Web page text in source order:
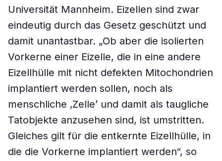
Universität Mannheim. Eizellen sind zwar
eindeutig durch das Gesetz geschützt und
damit unantastbar. „Ob aber die isolierten
Vorkerne einer Eizelle, die in eine andere
Eizellhülle mit nicht defekten Mitochondrien
implantiert werden sollen, noch als
menschliche ‚Zelle’ und damit als taugliche
Tatobjekte anzusehen sind, ist umstritten.
Gleiches gilt für die entkernte Eizellhülle, in
die die Vorkerne implantiert werden“, so